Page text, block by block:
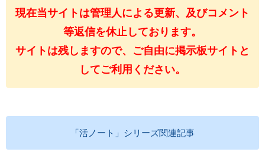
現在当サイトは管理人による更新、及びコメント
等返信を休止しております。
サイトは残しますので、ご自由に掲示板サイトと
してご利用ください。
「活ノート」シリーズ関連記事